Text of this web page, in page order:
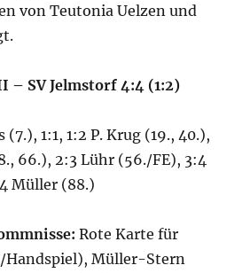
von Teutonia Uelzen und
– SV Jelmstorf 4:4 (1:2)
(7.), 1:1, 1:2 P. Krug (19., 40.),
66.), 2:3 Lühr (56./FE), 3:4
Müller (88.)
Rote Karte für
Handspiel), Müller-Stern